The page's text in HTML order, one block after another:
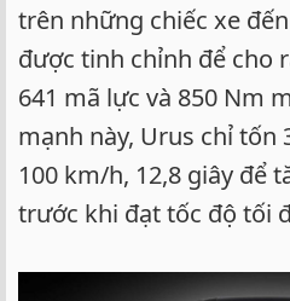
trên những chiếc xe
được tinh chỉnh để cho
641 mã lực và 850 Nm
mạnh này, Urus chỉ tốn
100 km/h, 12,8 giây để
trước khi đạt tốc độ tối